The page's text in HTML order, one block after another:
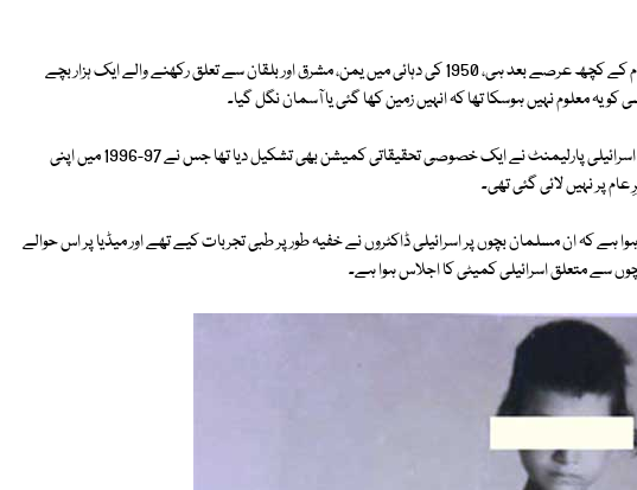
العربیہ ڈاٹ نیٹ کے مطابق اسرائیل کے قیام کے کچھ عرصے بعد ہی، 1950 کی دہائی میں یمن، مشرق اور بلقان سے تعلق رکھنے والے ایک ہزار بچے
کو یہ معلوم نہیں ہوسکا تھا کہ انہیں زمین کھا گئی یا آسمان نگل گیا۔
اس واقعے کی چھان بین کے لیے برسوں بعد اسرائیلی پارلیمنٹ نے ایک خصوصی تحقیقاتی کمیشن بھی تشکیل دیا تھا جس نے 97-1996 میں اپنی
پر نہیں لائی گئی تھی۔
ہے کہ ان مسلمان بچوں پر اسرائیلی ڈاکٹروں نے خفیہ طور پر طبی تجربات کیے تھے اور میڈیا پر اس حوالے
سے متعلق اسرائیلی کمیٹی کا اجلاس ہوا ہے۔